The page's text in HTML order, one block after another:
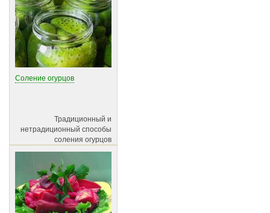
Соление огурцов
Традиционный и
нетрадиционный способы
соления огурцов